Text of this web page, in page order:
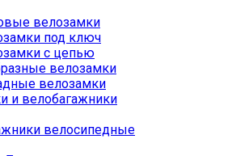
велозамки
под ключ
с цепью
велозамки
велозамки
и велобагажники
велосипедные